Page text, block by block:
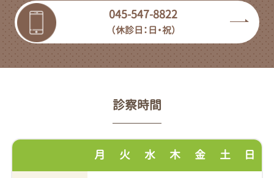
045-547-8822
（休診日：日・祝）
診察時間
月 火 水 木 金 土 日